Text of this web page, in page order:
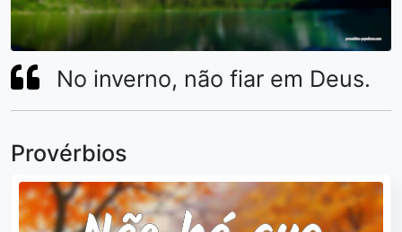
No inverno, não fiar em Deus.
Provérbios